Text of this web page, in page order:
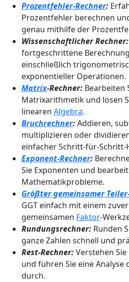
Prozentfehler-Rechner:
Prozentfehler berechnen
genau mithilfe der
Wissenschaftlicher Rechner:
fortgeschrittene
einschließlich
exponentieller Operationen.
Matrix-Rechner: Bearbeiten
Matrixarithmetik und lösen
linearen Algebra.
Bruchrechner:Addieren,
multiplizieren oder
einfacher Schritt-für-Schritt-
Exponent-Rechner:
Sie Exponenten und
Mathematikprobleme.
Größter gemeinsamer
GGT einfach mit einem
gemeinsamen Faktor-
Rundungsrechner: Runden
ganze Zahlen schnell und
Rest-Rechner:Verstehen
und führen Sie eine Analyse
durch.